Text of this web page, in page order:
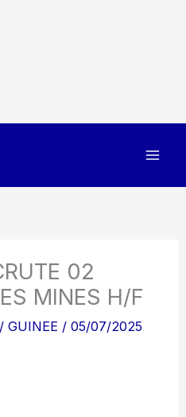
02
MINES H/F
/GUINEE /05/07/2025